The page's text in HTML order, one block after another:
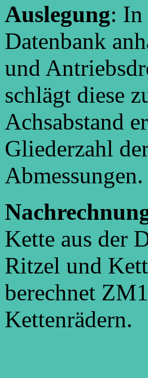
Auslegung: In
Datenbank
und
schlägt diese
Achsabstand
Gliederzahl
Abmessungen.
Kette aus der
Ritzel und
berechnet
Kettenrädern.